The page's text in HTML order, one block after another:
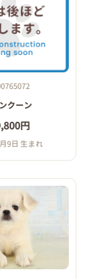
クーン
円
9日 生まれ